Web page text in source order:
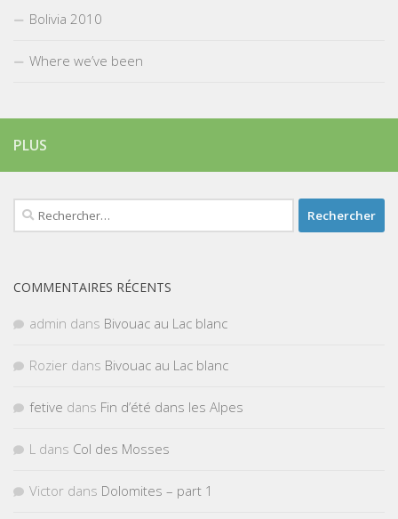
Bolivia 2010
Where we’ve been
PLUS
Rechercher :
COMMENTAIRES RÉCENTS
admin dans Bivouac au Lac blanc
Rozier dans Bivouac au Lac blanc
fetive dans Fin d’été dans les Alpes
L dans Col des Mosses
Victor dans Dolomites – part 1